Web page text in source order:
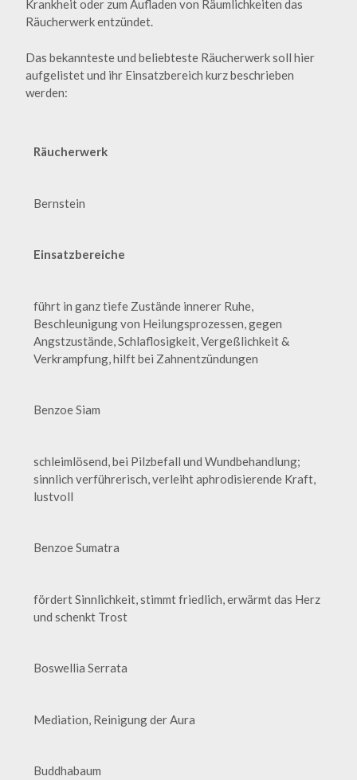
Krankheit oder zum Aufladen von Räumlichkeiten das
Räucherwerk entzündet.
Das bekannteste und beliebteste Räucherwerk soll hier
aufgelistet und ihr Einsatzbereich kurz beschrieben
werden:
Räucherwerk
Bernstein
Einsatzbereiche
führt in ganz tiefe Zustände innerer Ruhe,
Beschleunigung von Heilungsprozessen, gegen
Angstzustände, Schlaflosigkeit, Vergeßlichkeit &
Verkrampfung, hilft bei Zahnentzündungen
Benzoe Siam
schleimlösend, bei Pilzbefall und Wundbehandlung;
sinnlich verführerisch, verleiht aphrodisierende Kraft,
lustvoll
Benzoe Sumatra
fördert Sinnlichkeit, stimmt friedlich, erwärmt das Herz
und schenkt Trost
Boswellia Serrata
Mediation, Reinigung der Aura
Buddhabaum